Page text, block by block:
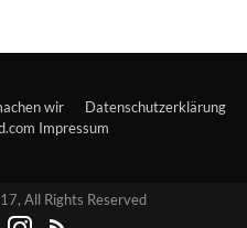
wir
Datenschutzerklärung
Impressum
All Rights Reserved